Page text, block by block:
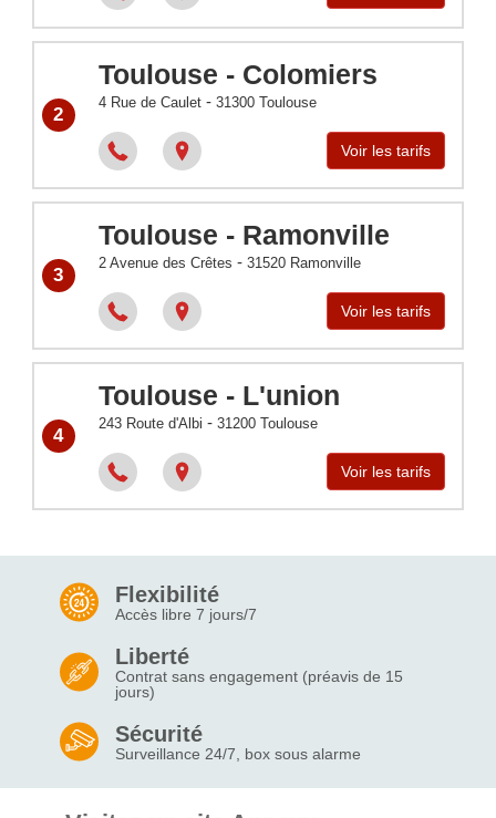
2
Toulouse - Colomiers
4 Rue de Caulet - 31300 Toulouse
Voir les tarifs
3
Toulouse - Ramonville
2 Avenue des Crêtes - 31520 Ramonville
Voir les tarifs
4
Toulouse - L'union
243 Route d'Albi - 31200 Toulouse
Voir les tarifs
Flexibilité
Accès libre 7 jours/7
Liberté
Contrat sans engagement (préavis de 15
jours)
Sécurité
Surveillance 24/7, box sous alarme